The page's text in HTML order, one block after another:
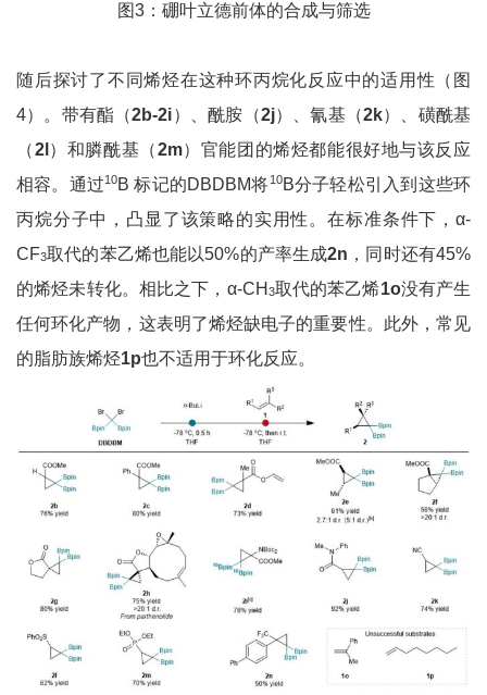
图3：硼叶立德前体的合成与筛选
随后探讨了不同烯烃在这种环丙烷化反应中的适用性（图
4）。带有酯（2b-2i）、酰胺（2j）、氰基（2k）、磺酰基
（2l ）和膦酰基（2m）官能团的烯烃都能很好地与该反应
相容。通过10B 标记的DBDBM将10B分子轻松引入到这些环
丙烷分子中，凸显了该策略的实用性。在标准条件下，α-
CF3取代的苯乙烯也能以50%的产率生成2n ，同时还有45%
的烯烃未转化。相比之下，α-CH 3取代的苯乙烯1o没有产生
任何环化产物，这表明了烯烃缺电子的重要性。此外，常见
的脂肪族烯烃1p也不适用于环化反应。